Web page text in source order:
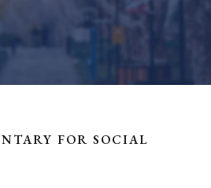
FOR SOCIAL